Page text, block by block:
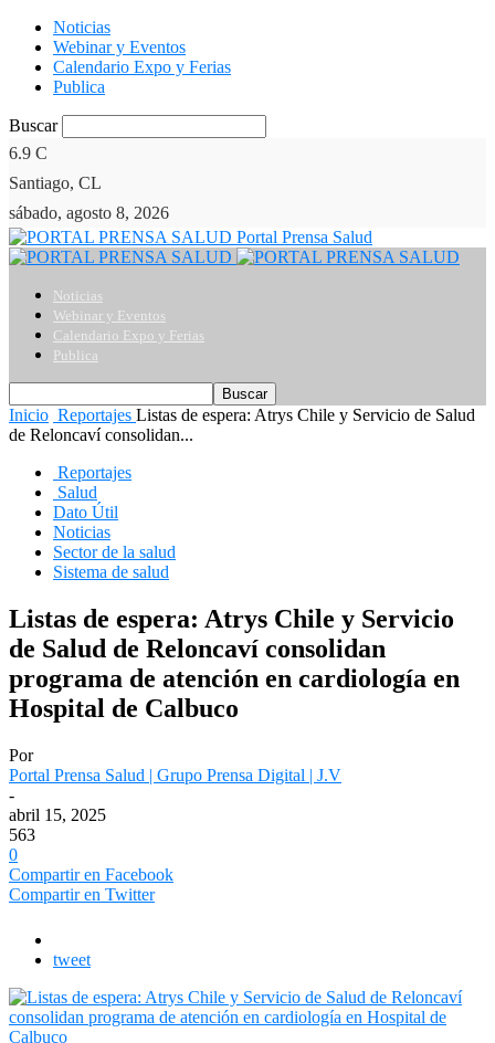
Noticias
Webinar y Eventos
Calendario Expo y Ferias
Publica
Buscar
6.9 C
Santiago, CL
sábado, agosto 8, 2026
Portal Prensa Salud
Noticias
Webinar y Eventos
Calendario Expo y Ferias
Publica
Inicio Reportajes Listas de espera: Atrys Chile y Servicio de Salud
de Reloncaví consolidan...
Reportajes
Salud
Dato Útil
Noticias
Sector de la salud
Sistema de salud
Listas de espera: Atrys Chile y Servicio
de Salud de Reloncaví consolidan
programa de atención en cardiología en
Hospital de Calbuco
Por
Portal Prensa Salud | Grupo Prensa Digital | J.V
-
abril 15, 2025
563
0
Compartir en Facebook
Compartir en Twitter
tweet